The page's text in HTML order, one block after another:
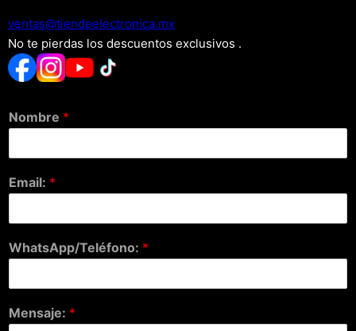
xm.acinortceleedneit@satnev
No te pierdas los descuentos exclusivos .
Nombre *
Email: *
WhatsApp/Teléfono: *
Mensaje: *